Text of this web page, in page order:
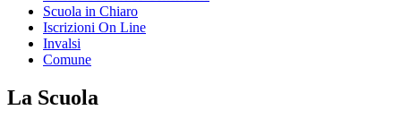
Scuola in Chiaro
Iscrizioni On Line
Invalsi
Comune
La Scuola